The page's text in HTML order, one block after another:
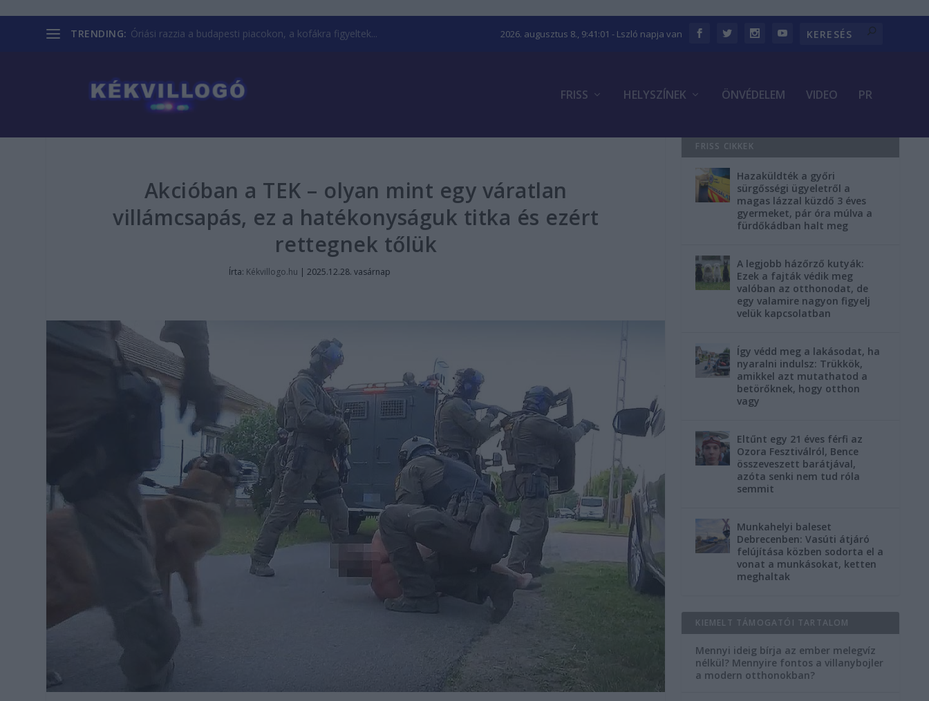
TRENDING: Óriási razzia a budapesti piacokon, a kofákra figyeltek... 2026. augusztus 8., 9:41:02 - Lszló napja van
FRISS HELYSZÍNEK ÖNVÉDELEM VIDEO PR
Akcióban a TEK – olyan mint egy váratlan
villámcsapás, ez a hatékonyságuk titka és ezért
rettegnek tőlük
Írta: Kékvillogo.hu |2025.12.28. vasárnap
FRISS CIKKEK
Hazaküldték a győri
sürgősségi ügyeletről a
magas lázzal küzdő 3 éves
gyermeket, pár óra múlva a
fürdőkádban halt meg
A legjobb házőrző kutyák:
Ezek a fajták védik meg
valóban az otthonodat, de
egy valamire nagyon figyelj
velük kapcsolatban
Így védd meg a lakásodat, ha
nyaralni indulsz: Trükkök,
amikkel azt mutathatod a
betörőknek, hogy otthon
vagy
Eltűnt egy 21 éves férfi az
Ozora Fesztiválról, Bence
összeveszett barátjával,
azóta senki nem tud róla
semmit
Munkahelyi baleset
Debrecenben: Vasúti átjáró
felújítása közben sodorta el a
vonat a munkásokat, ketten
meghaltak
KIEMELT TÁMOGATÓI TARTALOM
Mennyi ideig bírja az ember melegvíz
nélkül? Mennyire fontos a villanybojler
a modern otthonokban?